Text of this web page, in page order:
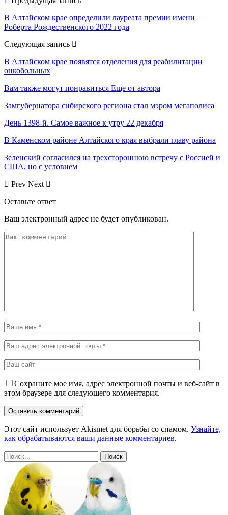
В Алтайском крае определили лауреата премии имени
Роберта Рождественского 2022 года
Следующая запись
В Алтайском крае появятся отделения для реабилитации
онкобольных
Вам также могут понравиться Еще от автора
Замгубернатора сибирского региона стал мэром мегаполиса
День 1398-й. Самое важное к утру 22 декабря
В Каменском районе Алтайского края выбрали главу района
Зеленский согласился на трехстороннюю встречу с Россией и
США, но с условием
Prev Next
Оставьте ответ
Ваш электронный адрес не будет опубликован.
Сохраните мое имя, адрес электронной почты и веб-сайт в
этом браузере для следующего комментария.
Этот сайт использует Akismet для борьбы со спамом. Узнайте,
как обрабатываются ваши данные комментариев.